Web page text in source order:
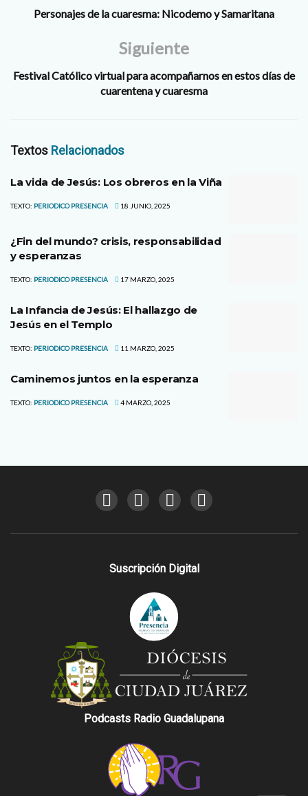
Personajes de la cuaresma: Nicodemo y Samaritana
Siguiente
Festival Católico virtual para acompañarnos en estos días de
cuarentena y cuaresma
Textos Relacionados
La vida de Jesús: Los obreros en la Viña
TEXTO: PERIODICO PRESENCIA 18 JUNIO, 2025
¿Fin del mundo? crisis, responsabilidad
y esperanzas
TEXTO: PERIODICO PRESENCIA 17 MARZO, 2025
La Infancia de Jesús: El hallazgo de
Jesús en el Templo
TEXTO: PERIODICO PRESENCIA 11 MARZO, 2025
Caminemos juntos en la esperanza
TEXTO: PERIODICO PRESENCIA 4 MARZO, 2025
Suscripción Digital
Podcasts Radio Guadalupana